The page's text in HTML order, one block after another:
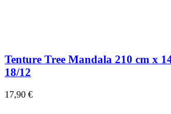
Tenture Tree Mandala 210 cm x
18/12
17,90 €